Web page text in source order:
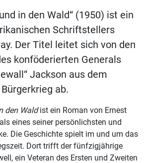
in den Wald“ (1950) ist ein
Schriftstellers
Der Titel leitet sich von den
konföderierten Generals
Jackson aus dem
ab.
den Waldist ein Roman von Ernest
eines seiner persönlichsten und
Die Geschichte spielt im und um das
Dort trifft der fünfzigjährige
ein Veteran des Ersten und Zweiten